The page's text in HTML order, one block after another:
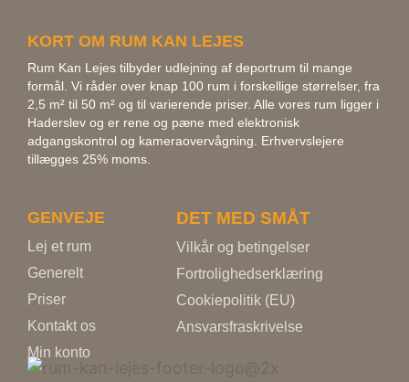
KORT OM RUM KAN LEJES
Rum Kan Lejes tilbyder udlejning af deportrum til mange
formål. Vi råder over knap 100 rum i forskellige størrelser, fra
2,5 m² til 50 m² og til varierende priser. Alle vores rum ligger i
Haderslev og er rene og pæne med elektronisk
adgangskontrol og kameraovervågning. Erhvervslejere
tillægges 25% moms.
GENVEJE
Lej et rum
Generelt
Priser
Kontakt os
Min konto
DET MED SMÅT
Vilkår og betingelser
Fortrolighedserklæring
Cookiepolitik (EU)
Ansvarsfraskrivelse